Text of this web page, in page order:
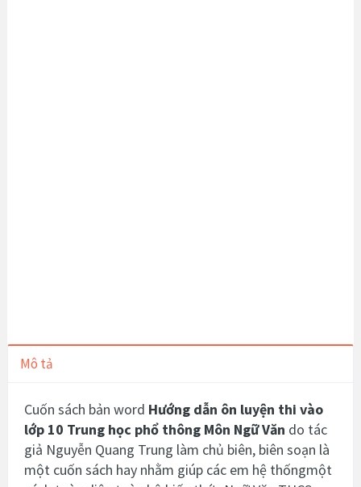
Mô tả
Cuốn sách bản word Hướng dẫn ôn luyện thi vào
lớp 10 Trung học phổ thông Môn Ngữ Văn do tác
giả Nguyễn Quang Trung làm chủ biên, biên soạn là
một cuốn sách hay nhằm giúp các em hệ thốngmột